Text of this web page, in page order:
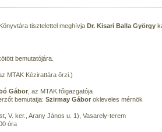
tisztelettel meghívja Dr. Kisari Balla György
bemutatójára.
MTAK Kézirattára őrzi.)
Gábor , az MTAK főigazgatója
bemutatja: Szirmay Gábor okleveles mérnök
V. ker., Arany János u. 1), Vasarely-terem
óra